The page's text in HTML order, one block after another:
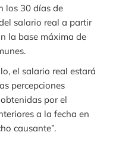
los 30 días de
salario real a partir
la base máxima de
el salario real estará
percepciones
por el
a la fecha en
causante”.